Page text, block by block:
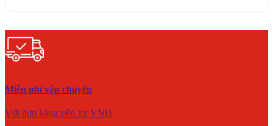
Miễn phí vận chuyển
Với đơn hàng trên 1tr VNĐ